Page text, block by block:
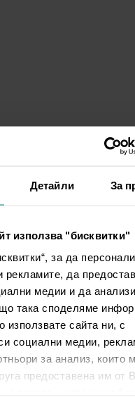
Детайли За
използва "бисквитки"
за да
рекламите, да
медии и да
така споделяме
използвате сайта ни, с
социални медии,
за анализ, които
предоставена им от